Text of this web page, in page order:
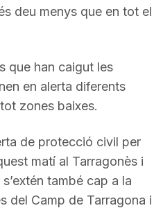
deu menys que en tot el
que han caigut les
en alerta diferents
zones baixes.
de protecció civil per
matí al Tarragonès i
també cap a la
del Camp de Tarragona i